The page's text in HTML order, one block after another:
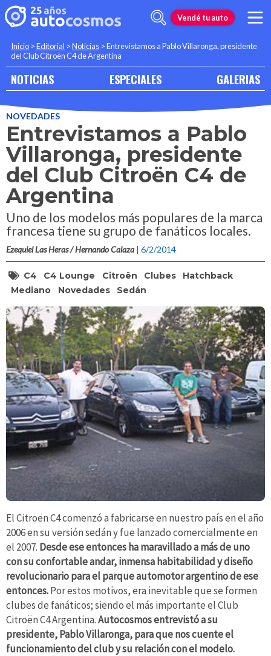
Vendé tu auto
Inicio >Editorial >Noticias >Entrevistamos a Pablo Villaronga, presidente
del Club Citroën C4 de Argentina
NOTICIAS ESPECIALES GALERIAS
NOVEDADES
Entrevistamos a Pablo
Villaronga, presidente
del Club Citroën C4 de
Argentina
Uno de los modelos más populares de la marca
francesa tiene su grupo de fanáticos locales.
Ezequiel Las Heras / Hernando Calaza | 6/2/2014
C4 C4 Lounge Citroën Clubes
Hatchback
Mediano
Novedades Sedán
El Citroën C4 comenzó a fabricarse en nuestro país en el año
2006 en su versión sedán y fue lanzado comercialmente en
el 2007. Desde ese entonces ha maravillado a más de uno
con su confortable andar, inmensa habitabilidad y diseño
revolucionario para el parque automotor argentino de ese
entonces.Por estos motivos, era inevitable que se formen
clubes de fanáticos; siendo el más importante el Club
Citroën C4 Argentina.Autocosmos entrevistó a su
presidente, Pablo Villaronga, para que nos cuente el
funcionamiento del club y su relación con el modelo.